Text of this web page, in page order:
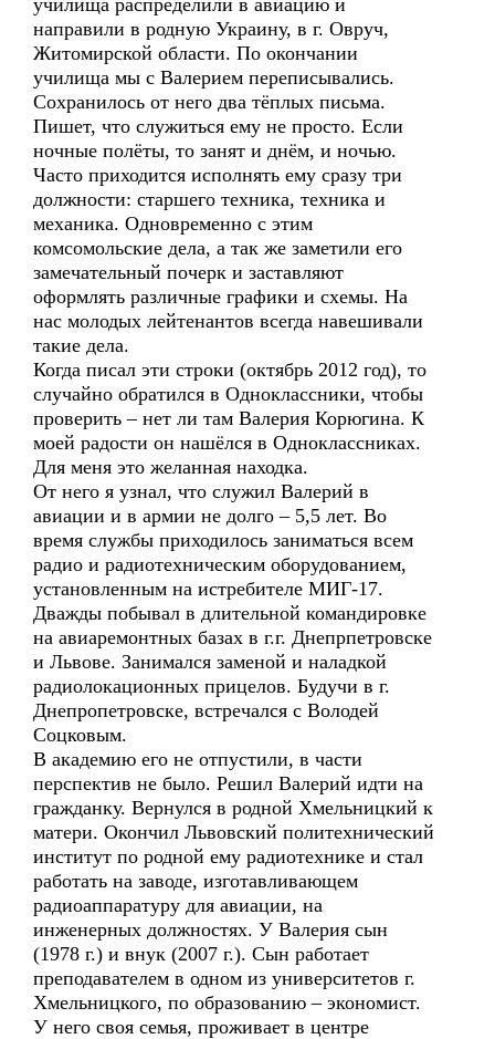
училища распределили в авиацию и
направили в родную Украину, в г. Овруч,
Житомирской области. По окончании
училища мы с Валерием переписывались.
Сохранилось от него два тёплых письма.
Пишет, что служиться ему не просто. Если
ночные полёты, то занят и днём, и ночью.
Часто приходится исполнять ему сразу три
должности: старшего техника, техника и
механика. Одновременно с этим
комсомольские дела, а так же заметили его
замечательный почерк и заставляют
оформлять различные графики и схемы. На
нас молодых лейтенантов всегда навешивали
такие дела.
Когда писал эти строки (октябрь 2012 год), то
случайно обратился в Одноклассники, чтобы
проверить – нет ли там Валерия Корюгина. К
моей радости он нашёлся в Одноклассниках.
Для меня это желанная находка.
От него я узнал, что служил Валерий в
авиации и в армии не долго – 5,5 лет. Во
время службы приходилось заниматься всем
радио и радиотехническим оборудованием,
установленным на истребителе МИГ-17.
Дважды побывал в длительной командировке
на авиаремонтных базах в г.г. Днепрпетровске
и Львове. Занимался заменой и наладкой
радиолокационных прицелов. Будучи в г.
Днепропетровске, встречался с Володей
Соцковым.
В академию его не отпустили, в части
перспектив не было. Решил Валерий идти на
гражданку. Вернулся в родной Хмельницкий к
матери. Окончил Львовский политехнический
институт по родной ему радиотехнике и стал
работать на заводе, изготавливающем
радиоаппаратуру для авиации, на
инженерных должностях. У Валерия сын
(1978 г.) и внук (2007 г.). Сын работает
преподавателем в одном из университетов г.
Хмельницкого, по образованию – экономист.
У него своя семья, проживает в центре